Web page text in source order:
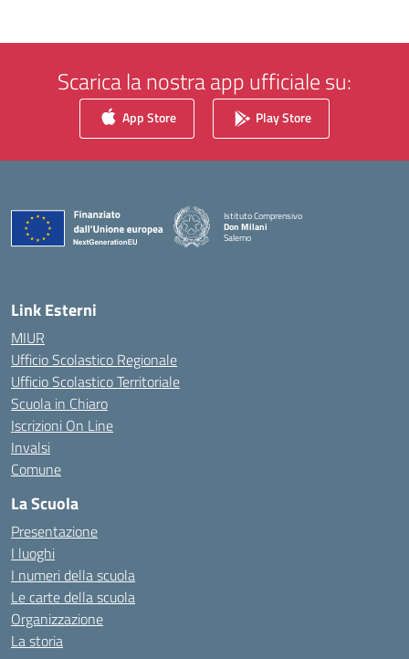
Scarica la nostra app ufficiale su:
App Store Play Store
Istituto Comprensivo
Don Milani
Salerno
Link Esterni
MIUR
Ufficio Scolastico Regionale
Ufficio Scolastico Territoriale
Scuola in Chiaro
Iscrizioni On Line
Invalsi
Comune
La Scuola
Presentazione
I luoghi
I numeri della scuola
Le carte della scuola
Organizzazione
La storia